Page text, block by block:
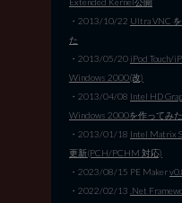
・2013/10/22 Ultra VNC
た
・2013/05/20 iPod Touch/
Windows 2000(改)
・2013/04/08 Intel HD
Windows 2000を作ってみた
・2013/01/18 Intel Matrix
更新(PCH/PCHM 対応)
・2023/08/15 PE Maker
・2022/02/13 .Net